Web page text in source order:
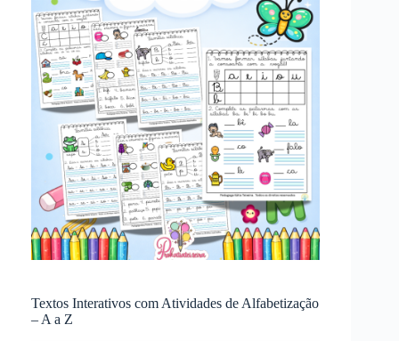
Textos Interativos com Atividades de Alfabetização
– A a Z